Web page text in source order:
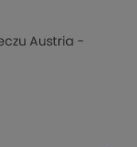
Austria -